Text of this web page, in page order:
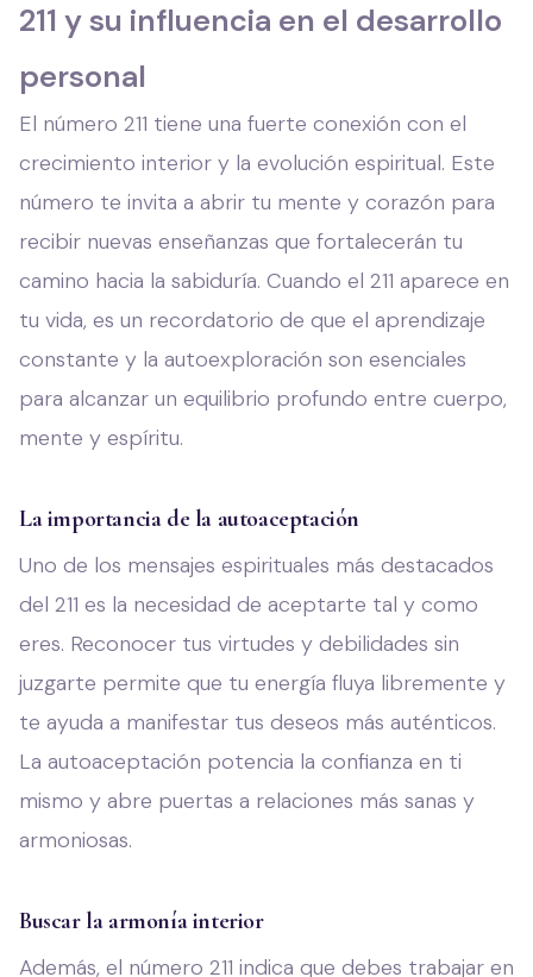
211 y su influencia en el desarrollo
personal
El número 211 tiene una fuerte conexión con el
crecimiento interior y la evolución espiritual. Este
número te invita a abrir tu mente y corazón para
recibir nuevas enseñanzas que fortalecerán tu
camino hacia la sabiduría. Cuando el 211 aparece en
tu vida, es un recordatorio de que el aprendizaje
constante y la autoexploración son esenciales
para alcanzar un equilibrio profundo entre cuerpo,
mente y espíritu.
La importancia de la autoaceptación
Uno de los mensajes espirituales más destacados
del 211 es la necesidad de aceptarte tal y como
eres. Reconocer tus virtudes y debilidades sin
juzgarte permite que tu energía fluya libremente y
te ayuda a manifestar tus deseos más auténticos.
La autoaceptación potencia la confianza en ti
mismo y abre puertas a relaciones más sanas y
armoniosas.
Buscar la armonía interior
Además, el número 211 indica que debes trabajar en